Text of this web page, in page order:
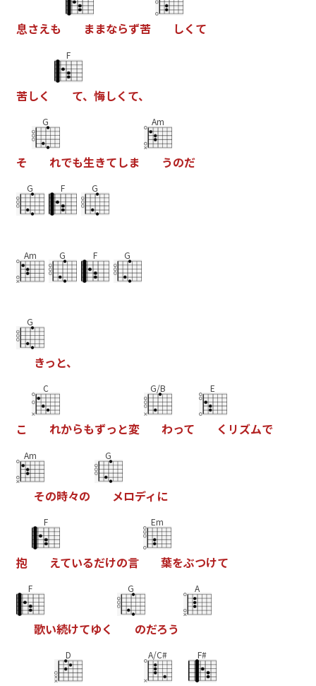
息さえも ままならず苦 しく て
苦しく
F
て、 悔しく て、
そ
G
れでも生きてしま
Am
うのだ
G F G
Am G F G
G
きっ と、
こ
C
れからもずっ と変
G/B
わって
E
く リズムで
Am
その時々の
G
メロディ に
抱
F
えているだけの言
Em
葉をぶつけて
F
歌い続けてゆく
G
のだろう
A
D A/C# F#